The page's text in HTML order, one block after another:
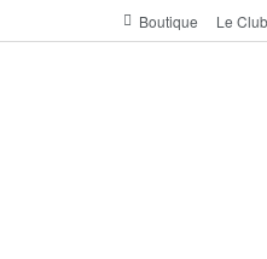
Boutique Le